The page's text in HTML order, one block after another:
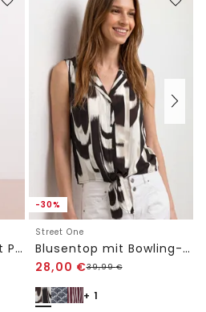
High Waist Shorts mit Paperbag-Bund
-30%
Street One
Blusentop mit Bowling-Kragen und Knoten
28,00 €39,99€
+ 1